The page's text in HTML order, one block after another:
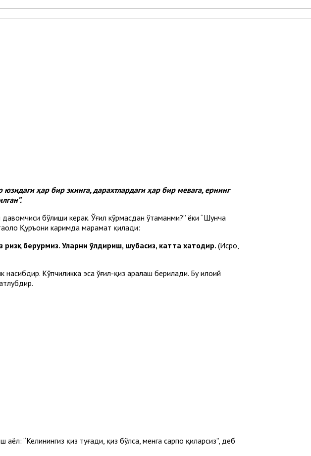
юзидаги ҳар бир экинга, дарахтлардаги ҳар бир мевага, ернинг
бўлиши керак. Ўғил кўрмасдан ўтаманми?” ёки “Шунча
Қуръони каримда марҳамат қилади:
ризқ берурмиз. Уларни ўлдириш, шубҳасиз, катта хатодир. (Исро,
Кўпчиликка эса ўғил-қиз аралаш берилади. Бу илоҳий
“Келинингиз қиз туғади, қиз бўлса, менга сарпо қиларсиз”, деб